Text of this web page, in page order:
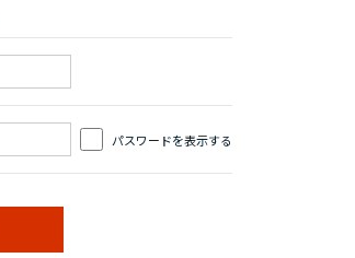
パスワードを表示する